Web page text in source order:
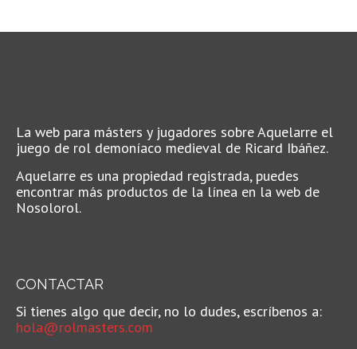
La web para másters y jugadores sobre Aquelarre el
juego de rol demoníaco medieval de Ricard Ibáñez.
Aquelarre es una propiedad registrada, puedes
encontrar más productos de la línea en la web de
Nosolorol.
CONTACTAR
Si tienes algo que decir, no lo dudes, escríbenos a:
hola@rolmasters.com